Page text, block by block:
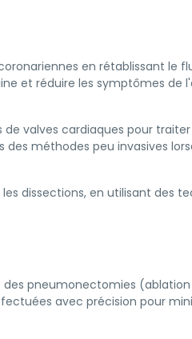
en rétablissant
et réduire les symptômes de
valves cardiaques pour traiter
méthodes peu invasives
dissections, en utilisant des
pneumonectomies
avec précision pour